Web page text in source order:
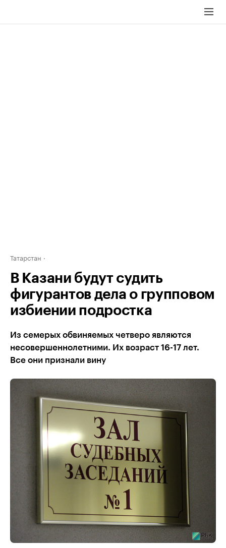
Татарстан
В Казани будут судить
фигурантов дела о групповом
избиении подростка
Из семерых обвиняемых четверо являются
несовершеннолетними. Их возраст 16-17 лет.
Все они признали вину